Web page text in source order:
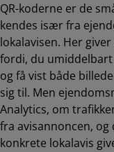
QR-koderne er de
kendes især fra
lokalavisen. Her
fordi, du umiddelbart
og få vist både
sig til. Men
Analytics, om
fra avisannoncen,
konkrete lokalavis